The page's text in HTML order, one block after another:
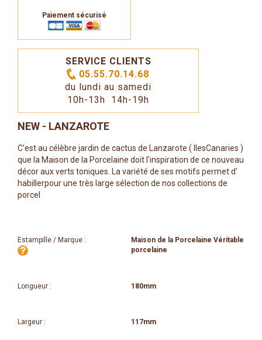
Paiement sécurisé
SERVICE CLIENTS
05.55.70.14.68
du lundi au samedi
10h-13h 14h-19h
NEW - LANZAROTE
C'est au célèbre jardin de cactus de Lanzarote ( IlesCanaries )
que la Maison de la Porcelaine doit l'inspiration de ce nouveau
décor aux verts toniques. La variété de ses motifs permet d'
habillerpour une très large sélection de nos collections de
porcel
Estampille / Marque :
Maison de la Porcelaine Véritable
porcelaine
Longueur : 180mm
Largeur : 117mm